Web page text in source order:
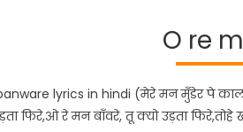
O re
lyrics in hindi (मेरे मन मुँडेर पे
फिरे,ओ रे मन बाँवरे, तू क्यो उड़ता फिरे,तोहे